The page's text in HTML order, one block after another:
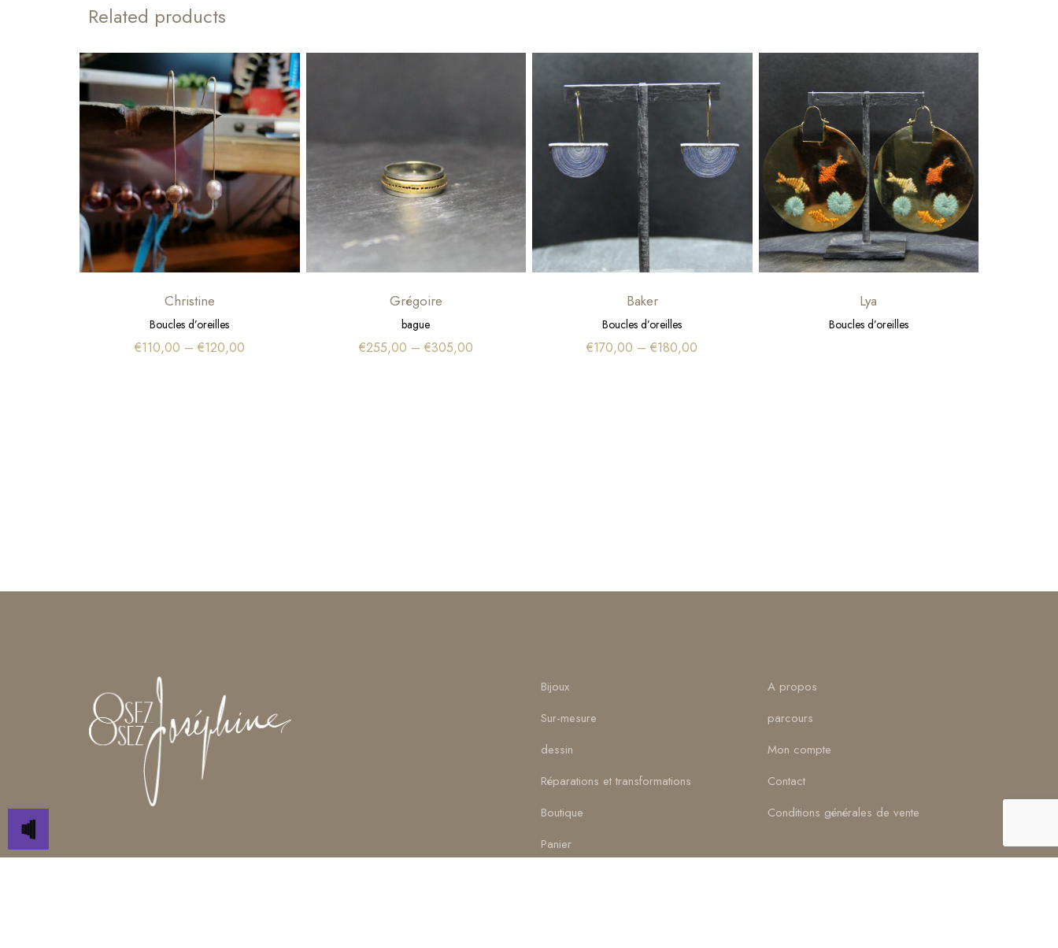
Related products
Christine
Boucles d’oreilles
€110,00 – €120,00
Grégoire
bague
€255,00 – €305,00
Baker
Boucles d’oreilles
€170,00 –€180,00
Lya
Boucles d’oreilles
Bijoux
Sur-mesure
dessin
Réparations et transformations
Boutique
Panier
A propos
parcours
Mon compte
Contact
Conditions générales de vente